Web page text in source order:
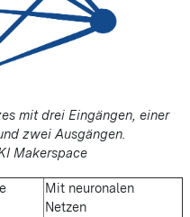
mit drei Eingängen, einer
zwei Ausgängen.
Makerspace
Mit neuronalen
Netzen